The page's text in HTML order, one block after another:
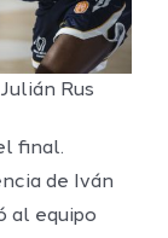
Rus
final.
de Iván
al equipo